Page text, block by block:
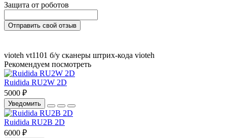
Защита от роботов
Отправить свой отзыв
vioteh vt1101 б/у сканеры штрих-кода vioteh
Рекомендуем посмотреть
Ruidida RU2W 2D
5000 ₽
Уведомить
Ruidida RU2B 2D
6000 ₽